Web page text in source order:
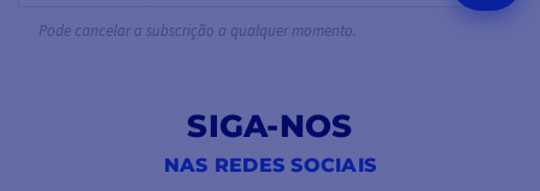
Pode cancelar a subscrição a qualquer momento.
SIGA-NOS
NAS REDES SOCIAIS